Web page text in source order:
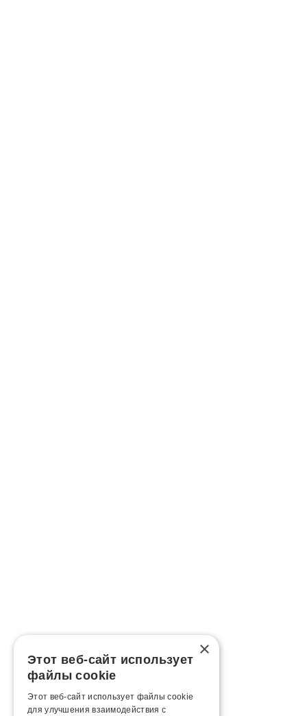
×
Этот веб-сайт использует
файлы cookie
Этот веб-сайт использует файлы cookie
для улучшения взаимодействия с